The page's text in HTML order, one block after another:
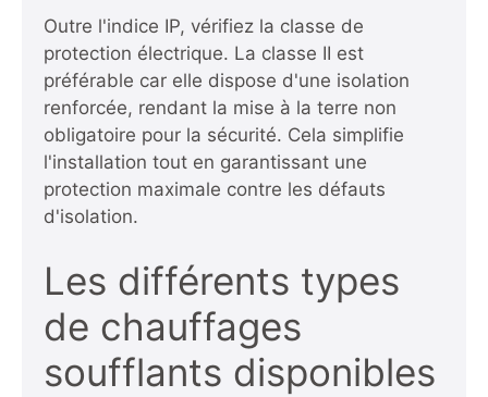
Outre l'indice IP, vérifiez la classe de
protection électrique. La classe II est
préférable car elle dispose d'une isolation
renforcée, rendant la mise à la terre non
obligatoire pour la sécurité. Cela simplifie
l'installation tout en garantissant une
protection maximale contre les défauts
d'isolation.
Les différents types
de chauffages
soufflants disponibles